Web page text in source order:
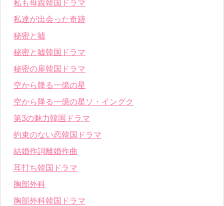
私も母親韓国ドラマ
私達が出会った奇跡
秘密と嘘
秘密と嘘韓国ドラマ
秘密の扉韓国ドラマ
空から降る一億の星
空から降る一億の星ソ・イングク
第3の魅力韓国ドラマ
約束のない恋韓国ドラマ
結婚作詞離婚作曲
耳打ち韓国ドラマ
胸部外科
胸部外科韓国ドラマ